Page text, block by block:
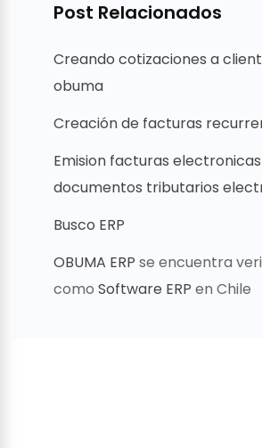
Post Relacionados
Creando cotizaciones a
obuma
Creación de facturas
Emision facturas
documentos tributarios
Busco ERP
OBUMA ERP se encuentra
como Software ERP en Chile